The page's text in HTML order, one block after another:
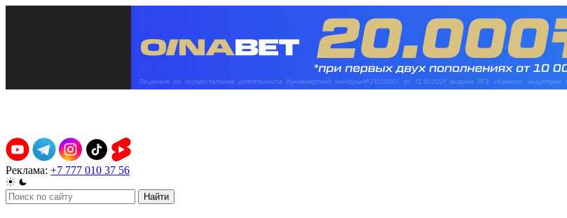
Реклама: +7 777 010 37 56
Найти